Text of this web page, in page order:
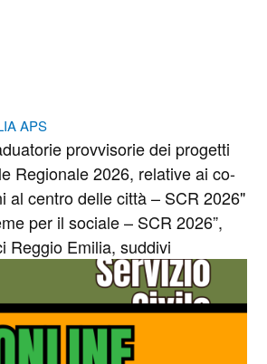
APS
provvisorie dei progetti
Regionale 2026, relative ai co-
al centro delle città – SCR 2026"
per il sociale – SCR 2026”,
Reggio Emilia, suddivi